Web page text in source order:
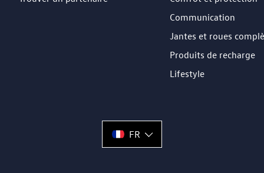
Communication
Jantes et roues
Produits de recharge
Lifestyle
FR